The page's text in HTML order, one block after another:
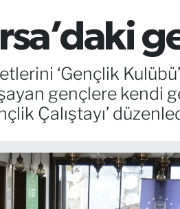
‘Gençlik
gençlere kendi
Çalıştayı’